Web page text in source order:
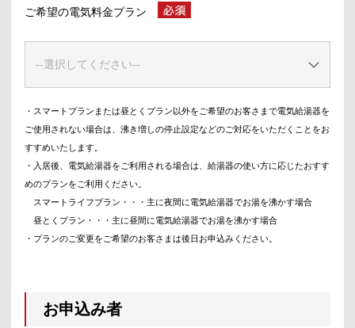
ご希望の電気料金プラン
・スマートプランまたは昼とくプラン以外をご希望のお客さまで電気給湯器を
ご使用されない場合は、沸き増しの停止設定などのご対応をいただくことをお
すすめいたします。
・入居後、電気給湯器をご利用される場合は、給湯器の使い方に応じたおすす
めのプランをご利用ください。
スマートライフプラン・・・主に夜間に電気給湯器でお湯を沸かす場合
昼とくプラン・・・主に昼間に電気給湯器でお湯を沸かす場合
・プランのご変更をご希望のお客さまは後日お申込みください。
お申込み者